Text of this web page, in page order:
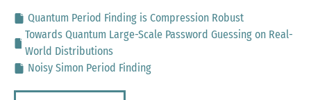
Quantum Period Finding is Compression Robust
Towards Quantum Large-Scale Password Guessing on Real-
World Distributions
Noisy Simon Period Finding